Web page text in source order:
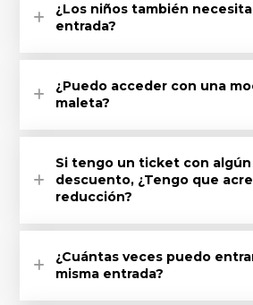
¿Los niños también
entrada?
¿Puedo acceder con una
maleta?
Si tengo un ticket con
descuento, ¿Tengo que
reducción?
¿Cuántas veces puedo
misma entrada?